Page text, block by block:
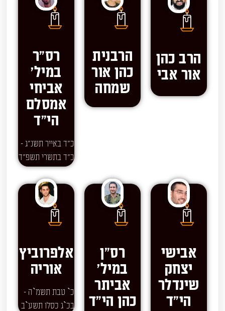
הרב כהן
אור אבי
הרבנית
כהן אור
שמחה
רס"ר
במיל'
אביחי
אמסלם
הי"ד
כ"ד באייר תשנ"ג -
כ"ד בתשרי תשפ"ד
אבישי
יצחק
שינדלר
הי"ד
רס"ן
במיל'
אביתר
כהן הי"ד
אלפרוביץ
אוריה
כ` טבת תשמ`ה -
בכ`ג כסלו תשע`ב